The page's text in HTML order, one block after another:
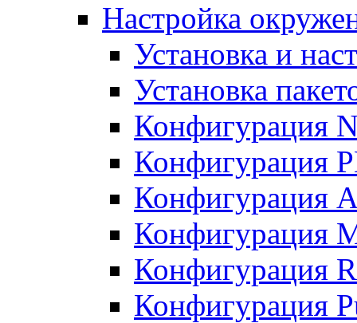
Настройка
Установка и
Установка
Конфигурация
Конфигурация
Конфигурация
Конфигурация
Конфигурация
Конфигурация